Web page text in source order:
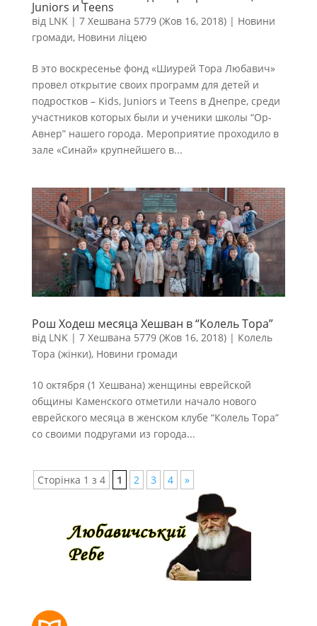
Juniors и Teens
від LNK| 7 Хешвана 5779 (Жов 16, 2018)| Новини
громади, Новини ліцею
В это воскресенье фонд «Шиурей Тора Любавич»
провел открытие своих программ для детей и
подростков – Kids, Juniors и Teens в Днепре, среди
участников которых были и ученики школы “Ор-
Авнер” нашего города. Мероприятие проходило в
зале «Синай» крупнейшего в...
Рош Ходеш месяца Хешван в “Колель Тора”
від LNK| 7 Хешвана 5779 (Жов 16, 2018)| Колель
Тора (жінки), Новини громади
10 октября (1 Хешвана) женщины еврейской
общины Каменского отметили начало нового
еврейского месяца в женском клубе “Колель Тора”
со своими подругами из города...
Сторінка 1 з 4 1 2 3 4 »